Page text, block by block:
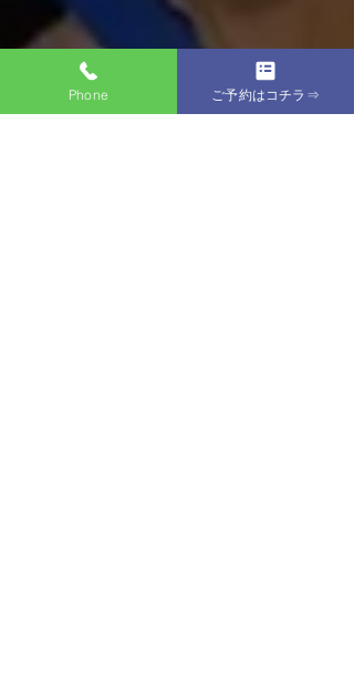
Phone ご予約はコチラ⇒